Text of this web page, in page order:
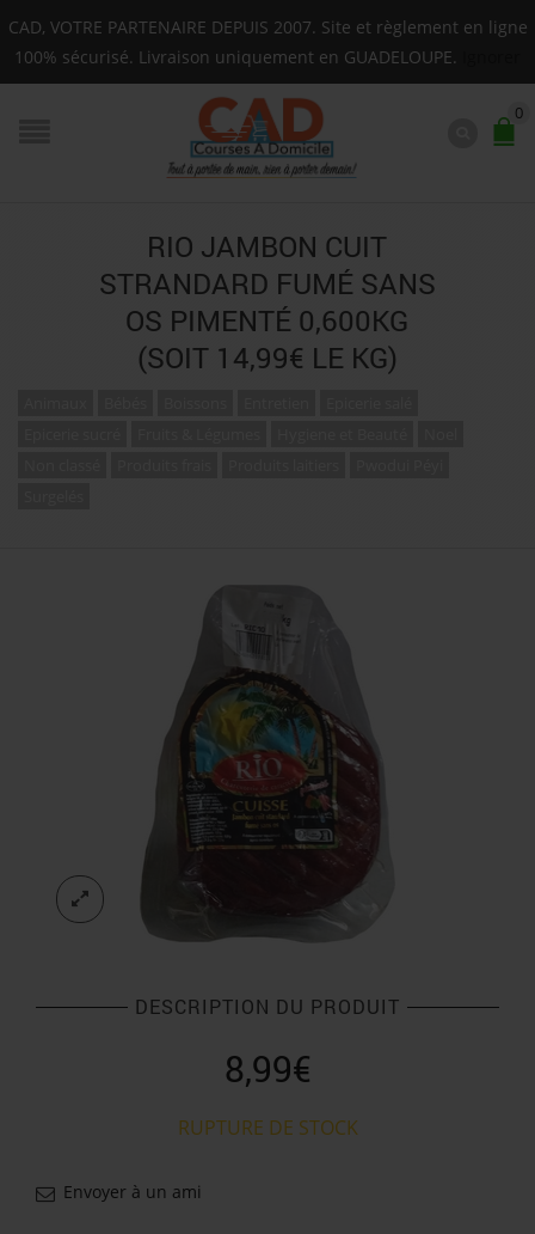
Livraison sur toute la Guadeloupe : Mardi, Jeudi,
0
RIO JAMBON CUIT
STRANDARD FUMÉ SANS
OS PIMENTÉ 0,600KG
(SOIT 14,99€ LE KG)
DESCRIPTION DU PRODUIT
8,99€
RUPTURE DE STOCK
Envoyer à un ami
CAD, VOTRE PARTENAIRE DEPUIS 2007. Site et règlement en ligne
100% sécurisé. Livraison uniquement en GUADELOUPE.